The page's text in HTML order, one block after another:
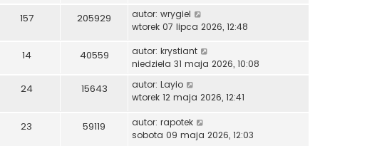
157 205929 autor: wrygiel
wtorek 07 lipca 2026, 12:48
14 40559 autor: krystiant
niedziela 31 maja 2026, 10:08
24 15643 autor: Layio
wtorek 12 maja 2026, 12:41
23 59119 autor: rapotek
sobota 09 maja 2026, 12:03